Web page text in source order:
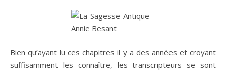
Bien qu’ayant lu ces chapitres il y a des années et croyant
suffisamment les connaître, les transcripteurs se sont